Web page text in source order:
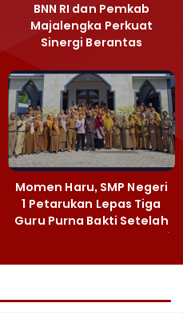
BNN RI dan Pemkab
Majalengka Perkuat
Sinergi Berantas
Narkoba
Momen Haru, SMP Negeri
1 Petarukan Lepas Tiga
Guru Purna Bakti Setelah
Puluhan Tahun Mengabdi